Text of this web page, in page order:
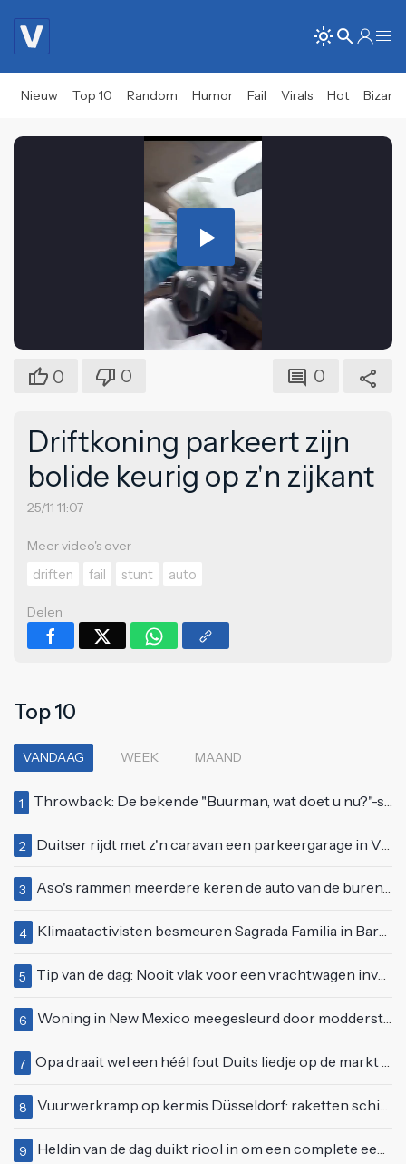
Nieuw Top 10 Random Humor Fail Virals Hot Bizar
Play
Video
0 0 0
Driftkoning parkeert zijn
bolide keurig op z'n zijkant
25/11 11:07
Meer video's over
driften
fail stunt auto
Delen
Top 10
VANDAAG WEEK MAAND
1 Throwback: De bekende "Buurman, wat doet u nu?"-scène uit Flodder met Tatjana Šimić
2 Duitser rijdt met z'n caravan een parkeergarage in Vlissingen binnen
3 Aso's rammen meerdere keren de auto van de buren, maar doen alsof er niets gebeurd is
4 Klimaatactivisten besmeuren Sagrada Familia in Barcelona met lading verf
5 Tip van de dag: Nooit vlak voor een vrachtwagen invoegen
6 Woning in New Mexico meegesleurd door modderstroom
7 Opa draait wel een héél fout Duits liedje op de markt van Emmen
8 Vuurwerkramp op kermis Düsseldorf: raketten schieten het publiek in
9 Heldin van de dag duikt riool in om een complete eendenfamilie te redden